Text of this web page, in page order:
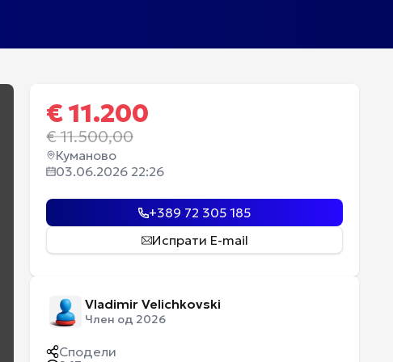
€11.200
€11.500,00
Куманово
03.06.2026 22:26
+389 72 305 185
Испрати E-mail
Vladimir Velichkovski
Член од 2026
Сподели